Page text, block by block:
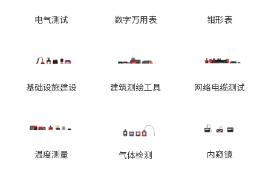
电气测试 数字万用表 钳形表
基础设施建设 建筑测绘工具 网络电缆测试
温度测量 气体检测 内窥镜